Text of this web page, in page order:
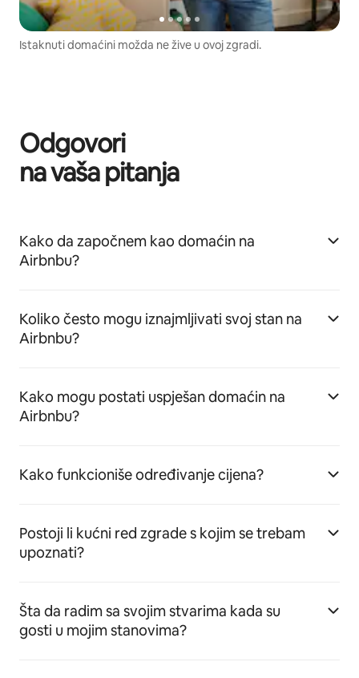
Istaknuti domaćini možda ne žive u ovoj zgradi.
Odgovori
na vaša pitanja
Kako da započnem kao domaćin na
Airbnbu?
Koliko često mogu iznajmljivati svoj stan na
Airbnbu?
Kako mogu postati uspješan domaćin na
Airbnbu?
Kako funkcioniše određivanje cijena?
Postoji li kućni red zgrade s kojim se trebam
upoznati?
Šta da radim sa svojim stvarima kada su
gosti u mojim stanovima?